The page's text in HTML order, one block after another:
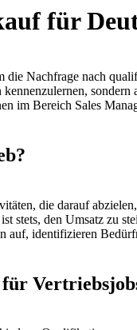
für
Nachfrage nach
im Bereich Sales
die darauf
stets, den Umsatz zu
identifizieren